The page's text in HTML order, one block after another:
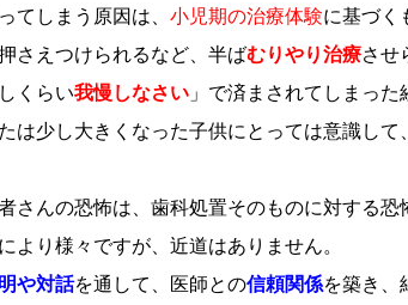
てしまう原因は、 小児期の治療体験に基づく
さえつけられるなど、半ばむりやり治療させ
くらい我慢しなさい 」で済まされてしまっ
は少し大きくなった子供にとっては意識し
さんの恐怖は、歯科処置そのものに対する
より様々ですが、近道はありません。
や対話を通して、医師との信頼関係を築き、